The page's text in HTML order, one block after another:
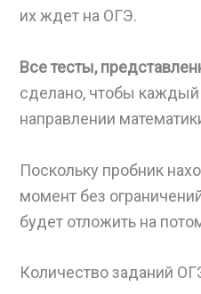
их ждет на ОГЭ.
Все тесты,
сделано, чтобы каждый
направлении
Поскольку пробник
момент без
будет отложить на
Количество заданий